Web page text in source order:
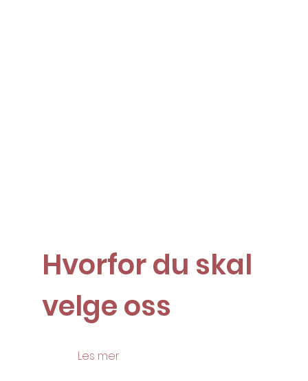
Hvorfor du skal
velge oss
Les mer